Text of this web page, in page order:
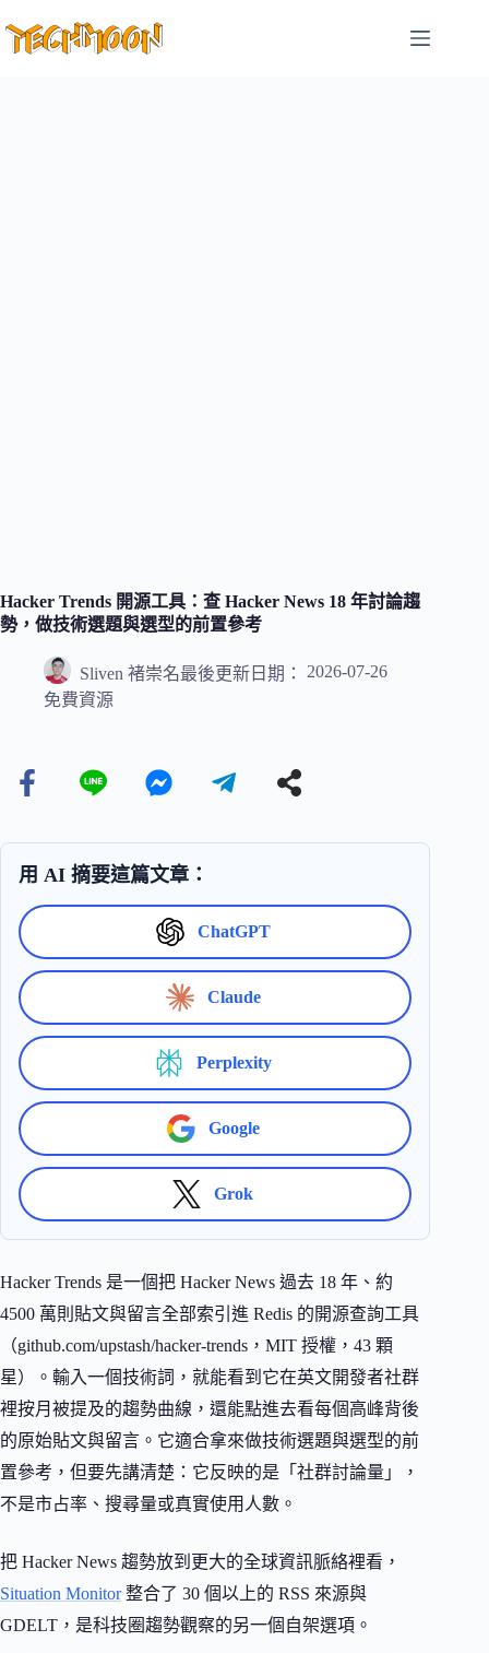
至
Hacker Trends 開源工具：查 Hacker News 18 年討論趨
勢，做技術選題與選型的前置參考
Sliven 褚崇名最後更新日期：
2026-07-26
免費資源
用 AI 摘要這篇文章：
ChatGPT
Claude
Perplexity
Google
Grok
Hacker Trends 是一個把 Hacker News 過去 18 年、約
4500 萬則貼文與留言全部索引進 Redis 的開源查詢工具
（github.com/upstash/hacker-trends，MIT 授權，43 顆
星）。輸入一個技術詞，就能看到它在英文開發者社群
裡按月被提及的趨勢曲線，還能點進去看每個高峰背後
的原始貼文與留言。它適合拿來做技術選題與選型的前
置參考，但要先講清楚：它反映的是「社群討論量」，
不是市占率、搜尋量或真實使用人數。
把 Hacker News 趨勢放到更大的全球資訊脈絡裡看，
Situation Monitor整合了 30 個以上的 RSS 來源與
GDELT，是科技圈趨勢觀察的另一個自架選項。